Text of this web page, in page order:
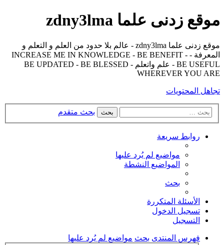
موقع زدنى علما zdny3lma
موقع زدنى علما zdny3lma - عالم بلا حدود من العلم و التعلم و
المعرفة - INCREASE ME IN KNOWLEDGE - BE BENEFIT -
BE USEFUL - علم واتعلم - BE UPDATED - BE BLESSED
WHEREVER YOU ARE
تجاهل المحتويات
بحث بحث متقدم
روابط سريعة
مواضيع لم يُرد عليها
المواضيع النشطة
بحث
الأسئلة المتكررة
تسجيل الدخول
التسجيل
فهرس المنتدى بحث مواضيع لم يُرد عليها